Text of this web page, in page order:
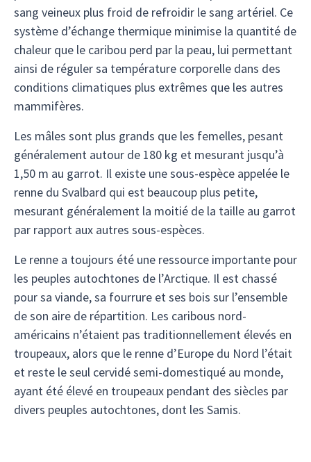
sang veineux plus froid de refroidir le sang artériel. Ce
système d’échange thermique minimise la quantité de
chaleur que le caribou perd par la peau, lui permettant
ainsi de réguler sa température corporelle dans des
conditions climatiques plus extrêmes que les autres
mammifères.
Les mâles sont plus grands que les femelles, pesant
généralement autour de 180 kg et mesurant jusqu’à
1,50 m au garrot. Il existe une sous-espèce appelée le
renne du Svalbard qui est beaucoup plus petite,
mesurant généralement la moitié de la taille au garrot
par rapport aux autres sous-espèces.
Le renne a toujours été une ressource importante pour
les peuples autochtones de l’Arctique. Il est chassé
pour sa viande, sa fourrure et ses bois sur l’ensemble
de son aire de répartition. Les caribous nord-
américains n’étaient pas traditionnellement élevés en
troupeaux, alors que le renne d’Europe du Nord l’était
et reste le seul cervidé semi-domestiqué au monde,
ayant été élevé en troupeaux pendant des siècles par
divers peuples autochtones, dont les Samis.